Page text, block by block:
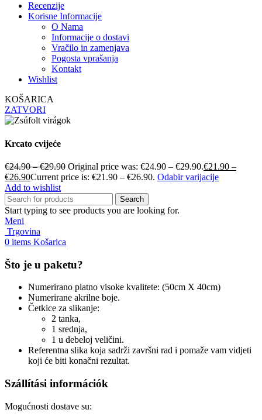
Recenzije
Korisne Informacije
O Nama
Informacije o dostavi
Vračilo in zamenjava
Pogosta vprašanja
Kontakt
Wishlist
KOŠARICA
ZATVORI
Krcato cvijeće
€24.90–€29.90 Original price was: €24.90 – €29.90.€21.90 –
€26.90Current price is: €21.90 – €26.90. Odabir varijacije
Add to wishlist
Search
Start typing to see products you are looking for.
Meni
Trgovina
0 items Košarica
Što je u paketu?
Numerirano platno visoke kvalitete: (50cm X 40cm)
Numerirane akrilne boje.
Četkice za slikanje:
2 tanka,
1 srednja,
1 u debeloj veličini.
Referentna slika koja sadrži završni rad i pomaže vam vidjeti
koji će biti konačni rezultat.
Szállítási információk
Mogućnosti dostave su: